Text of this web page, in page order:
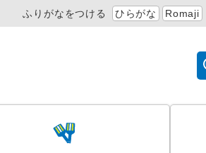
ふりがなをつける ひらがな Romaji